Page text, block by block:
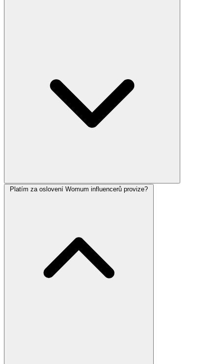
Platím za oslovení Womum influencerů provize?